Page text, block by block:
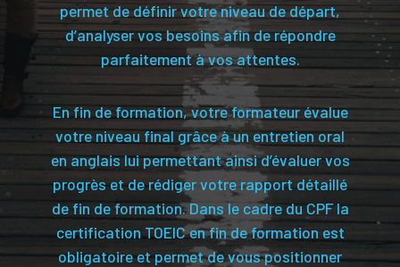
permet de définir votre niveau de départ,
d’analyser vos besoins afin de répondre
parfaitement à vos attentes.
En fin de formation, votre formateur évalue
votre niveau final grâce à un entretien oral
en anglais lui permettant ainsi d’évaluer vos
progrès et de rédiger votre rapport détaillé
de fin de formation. Dans le cadre du CPF la
certification TOEIC en fin de formation est
obligatoire et permet de vous positionner